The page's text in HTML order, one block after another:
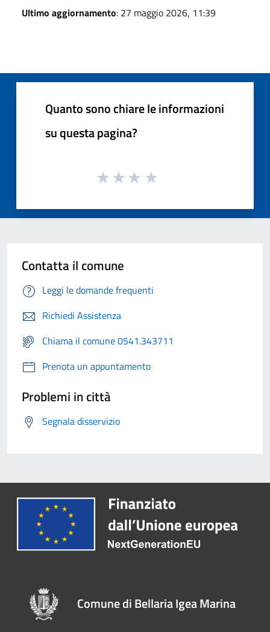
Ultimo aggiornamento: 27 maggio 2026, 11:39
Quanto sono chiare le informazioni
su questa pagina?
Contatta il comune
Leggi le domande frequenti
Richiedi Assistenza
Chiama il comune 0541.343711
Prenota un appuntamento
Problemi in città
Segnala disservizio
Comune di Bellaria Igea Marina